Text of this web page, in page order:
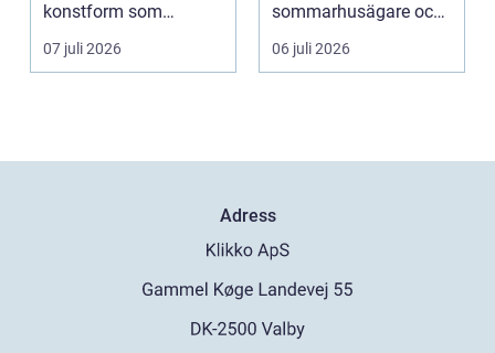
konstform som
kombinerar
traditionel...
07 juli 2026
sommarhusägare och
bosta...
06 juli 2026
Adress